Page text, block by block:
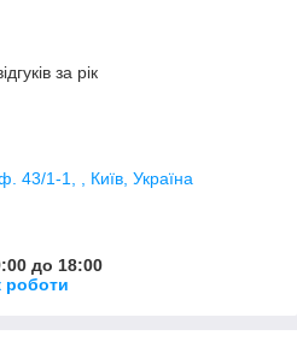
за рік
43/1-1, , Київ, Україна
до 18:00
роботи